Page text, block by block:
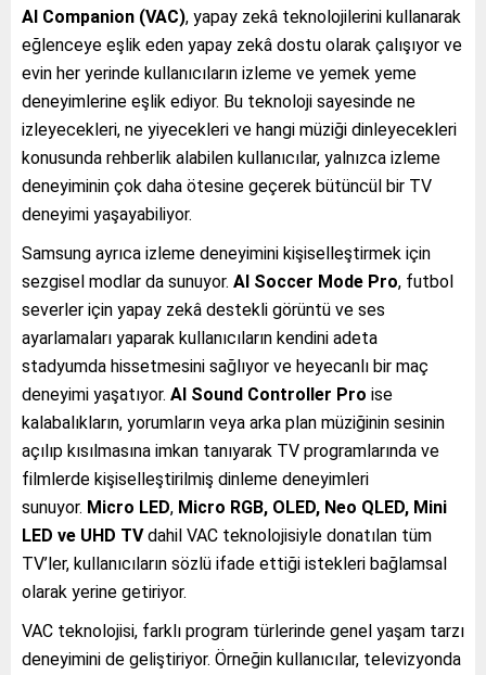
AI Companion (VAC), yapay zekâ teknolojilerini kullanarak
eğlenceye eşlik eden yapay zekâ dostu olarak çalışıyor ve
evin her yerinde kullanıcıların izleme ve yemek yeme
deneyimlerine eşlik ediyor. Bu teknoloji sayesinde ne
izleyecekleri, ne yiyecekleri ve hangi müziği dinleyecekleri
konusunda rehberlik alabilen kullanıcılar, yalnızca izleme
deneyiminin çok daha ötesine geçerek bütüncül bir TV
deneyimi yaşayabiliyor.
Samsung ayrıca izleme deneyimini kişiselleştirmek için
sezgisel modlar da sunuyor. AI Soccer Mode Pro, futbol
severler için yapay zekâ destekli görüntü ve ses
ayarlamaları yaparak kullanıcıların kendini adeta
stadyumda hissetmesini sağlıyor ve heyecanlı bir maç
deneyimi yaşatıyor. AI Sound Controller Pro ise
kalabalıkların, yorumların veya arka plan müziğinin sesinin
açılıp kısılmasına imkan tanıyarak TV programlarında ve
filmlerde kişiselleştirilmiş dinleme deneyimleri
sunuyor. Micro LED, Micro RGB, OLED, Neo QLED, Mini
LED ve UHD TVdahil VAC teknolojisiyle donatılan tüm
TV’ler, kullanıcıların sözlü ifade ettiği istekleri bağlamsal
olarak yerine getiriyor.
VAC teknolojisi, farklı program türlerinde genel yaşam tarzı
deneyimini de geliştiriyor. Örneğin kullanıcılar, televizyonda